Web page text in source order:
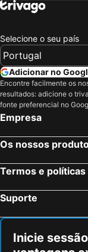
Selecione o seu país
Adicionar no
Encontre facilmente os
resultados: adicione o
fonte preferencial no
Empresa
Os nossos
Termos e políticas
Suporte
Inicie